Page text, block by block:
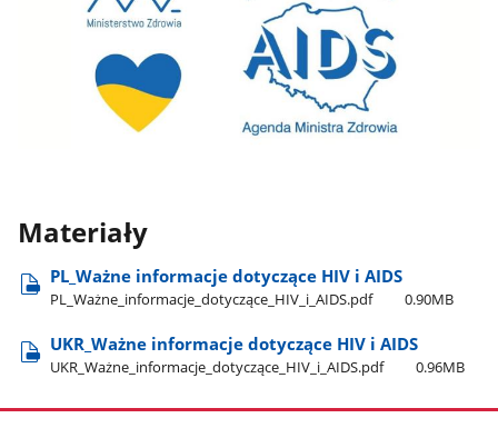
Materiały
PL​_Ważne informacje dotyczące HIV i AIDS
PL​_Ważne​_informacje​_dotyczące​_HIV​_i​_AIDS.pdf 0.90MB
UKR​_Ważne informacje dotyczące HIV i AIDS
UKR​_Ważne​_informacje​_dotyczące​_HIV​_i​_AIDS.pdf 0.96MB